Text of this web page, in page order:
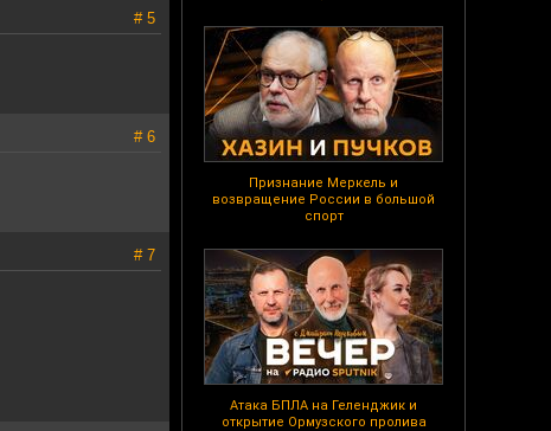
Признание Меркель и
возвращение России в большой
спорт
Атака БПЛА на Геленджик и
открытие Ормузского пролива
# 5
# 6
# 7